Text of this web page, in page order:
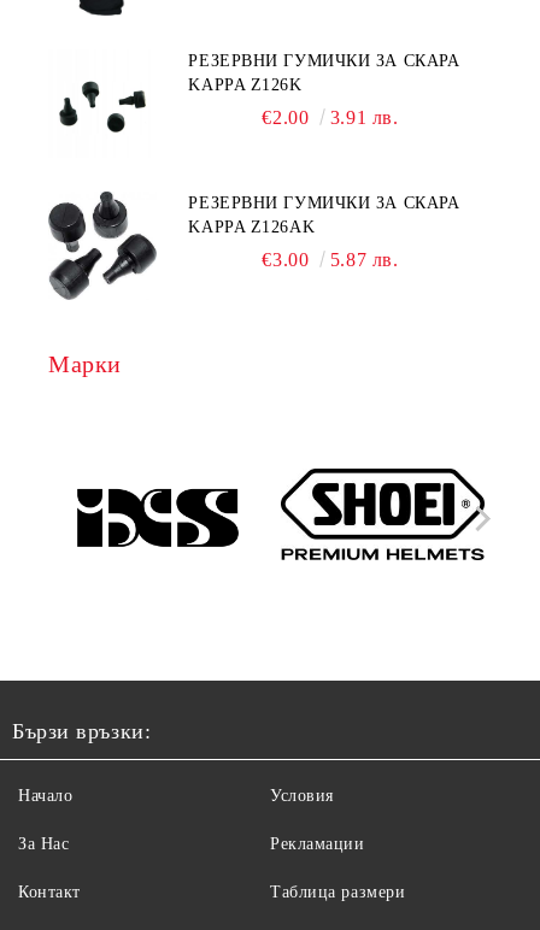
РЕЗЕРВНИ ГУМИЧКИ ЗА СКАРА
KAPPA Z126K
€2.00 3.91 лв.
РЕЗЕРВНИ ГУМИЧКИ ЗА СКАРА
KAPPA Z126AK
€3.00 5.87 лв.
Марки
Бързи връзки:
Начало
За Нас
Контакт
Условия
Рекламации
Таблица размери